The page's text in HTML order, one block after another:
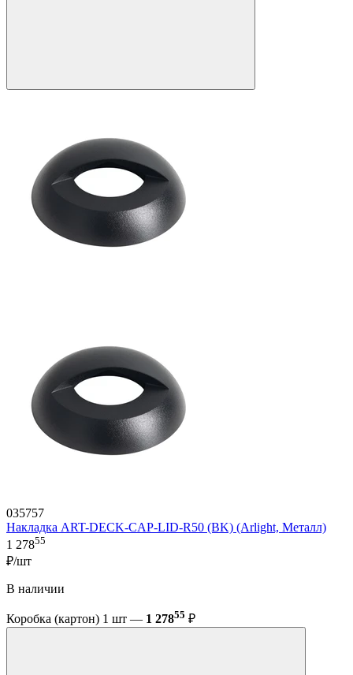
035757
Накладка ART-DECK-CAP-LID-R50 (BK) (Arlight, Металл)
1 27855
₽/шт
В наличии
Коробка (картон) 1 шт — 1 27855 ₽